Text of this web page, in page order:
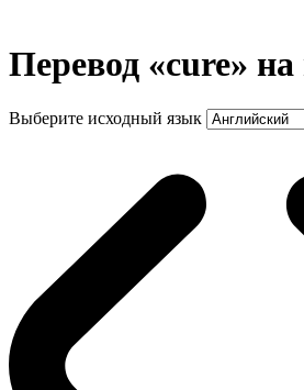
Перевод «cure»
Выберите исходный язык